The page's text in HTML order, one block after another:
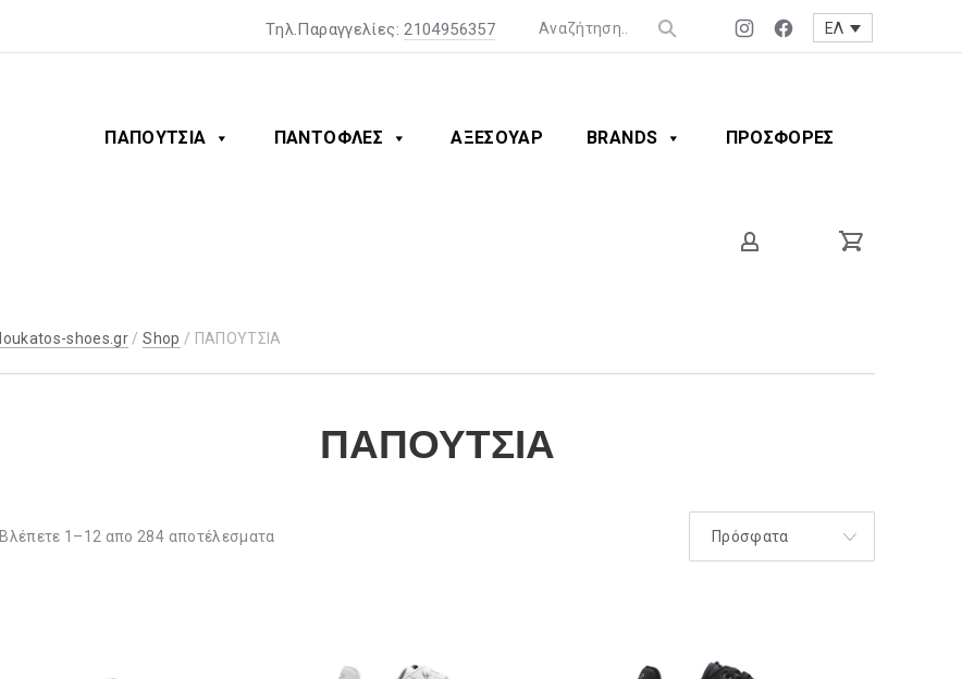
Tηλ.Παραγγελίες:2104956357
Νέο
Νέο
ΕΛ
ΠΑΠΟΥΤΣΙΑ ΠΑΝΤΟΦΛΕΣ ΑΞΕΣΟΥΑΡ BRANDS ΠΡΟΣΦΟΡΕΣ
Π
Ο
Σ
loukatos-shoes.gr /Shop / ΠΑΠΟΥΤΣΙΑ
ΠΑΠΟΥΤΣΙΑ
Βλέπετε 1–12 απο 284 αποτέλεσματα